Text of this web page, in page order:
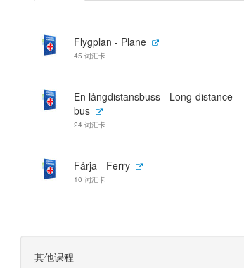
Flygplan - Plane
45 词汇卡
En långdistansbuss - Long-distance
bus
24 词汇卡
Färja - Ferry
10 词汇卡
其他课程